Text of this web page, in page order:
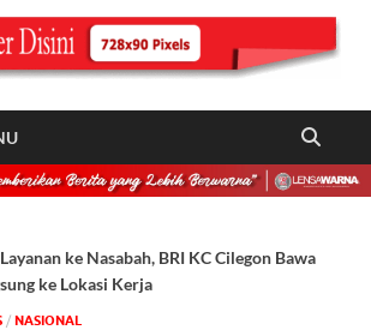
ke Nasabah, BRI KC Cilegon Bawa
ke Lokasi Kerja
/ NASIONAL